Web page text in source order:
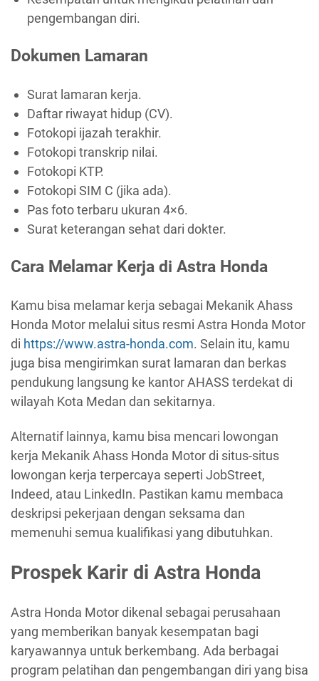
pengembangan diri.
Dokumen Lamaran
Surat lamaran kerja.
Daftar riwayat hidup (CV).
Fotokopi ijazah terakhir.
Fotokopi transkrip nilai.
Fotokopi KTP.
Fotokopi SIM C (jika ada).
Pas foto terbaru ukuran 4×6.
Surat keterangan sehat dari dokter.
Cara Melamar Kerja di Astra Honda
Kamu bisa melamar kerja sebagai Mekanik Ahass
Honda Motor melalui situs resmi Astra Honda Motor
di https://www.astra-honda.com. Selain itu, kamu
juga bisa mengirimkan surat lamaran dan berkas
pendukung langsung ke kantor AHASS terdekat di
wilayah Kota Medan dan sekitarnya.
Alternatif lainnya, kamu bisa mencari lowongan
kerja Mekanik Ahass Honda Motor di situs-situs
lowongan kerja terpercaya seperti JobStreet,
Indeed, atau LinkedIn. Pastikan kamu membaca
deskripsi pekerjaan dengan seksama dan
memenuhi semua kualifikasi yang dibutuhkan.
Prospek Karir di Astra Honda
Astra Honda Motor dikenal sebagai perusahaan
yang memberikan banyak kesempatan bagi
karyawannya untuk berkembang. Ada berbagai
program pelatihan dan pengembangan diri yang bisa